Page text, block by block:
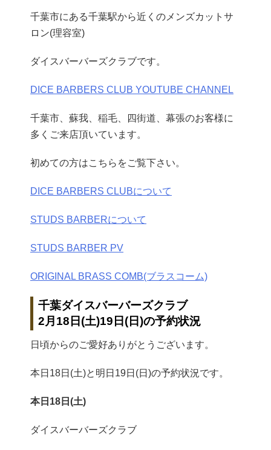
千葉市にある千葉駅から近くのメンズカットサ
ロン(理容室)
ダイスバーバーズクラブです。
DICE BARBERS CLUB YOUTUBE CHANNEL
千葉市、蘇我、稲毛、四街道、幕張のお客様に
多くご来店頂いています。
初めての方はこちらをご覧下さい。
DICE BARBERS CLUBについて
STUDS BARBERについて
STUDS BARBER PV
ORIGINAL BRASS COMB(ブラスコーム)
千葉ダイスバーバーズクラブ
2月18日(土)19日(日)の予約状況
日頃からのご愛好ありがとうございます。
本日18日(土)と明日19日(日)の予約状況です。
本日18日(土)
ダイスバーバーズクラブ